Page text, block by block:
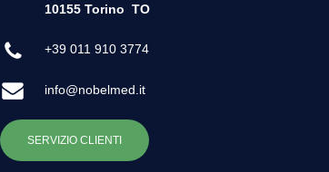
10155 Torino TO
+39 011 910 3774
info@nobelmed.it
SERVIZIO CLIENTI